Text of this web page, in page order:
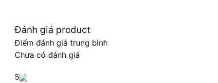
Đánh giá product
Điểm đánh giá trung bình
Chưa có đánh giá
5